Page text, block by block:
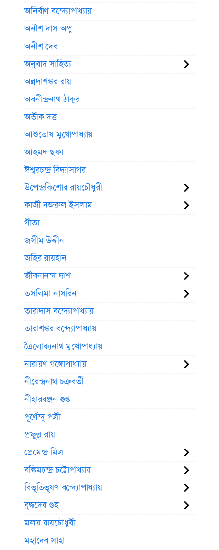
অনির্বাণ বন্দ্যোপাধ্যায়
অনীশ দাস অপু
অনীশ দেব
অনুবাদ সাহিত্য
অন্নদাশঙ্কর রায়
অবনীন্দ্রনাথ ঠাকুর
অভীক দত্ত
আশুতোষ মুখোপাধ্যায়
আহমদ ছফা
ঈশ্বরচন্দ্র বিদ্যাসাগর
উপেন্দ্রকিশোর রায়চৌধুরী
কাজী নজরুল ইসলাম
গীতা
জসীম উদ্দীন
জহির রায়হান
জীবনানন্দ দাশ
তসলিমা নাসরিন
তারাদাস বন্দ্যোপাধ্যায়
তারাশঙ্কর বন্দ্যোপাধ্যায়
ত্রৈলোক্যনাথ মুখোপাধ্যায়
নারায়ণ গঙ্গোপাধ্যায়
নীরেন্দ্রনাথ চক্রবর্তী
নীহাররঞ্জন গুপ্ত
পূর্ণেন্দু পত্রী
প্রফুল্ল রায়
প্রেমেন্দ্র মিত্র
বঙ্কিমচন্দ্র চট্টোপাধ্যায়
বিভূতিভূষণ বন্দ্যোপাধ্যায়
বুদ্ধদেব গুহ
মলয় রায়চৌধুরী
মহাদেব সাহা